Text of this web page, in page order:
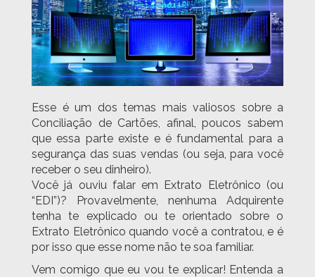
Esse é um dos temas mais valiosos sobre a
Conciliação de Cartões, afinal, poucos sabem
que essa parte existe e é fundamental para a
segurança das suas vendas (ou seja, para você
receber o seu dinheiro).
Você já ouviu falar em Extrato Eletrônico (ou
“EDI”)? Provavelmente, nenhuma Adquirente
tenha te explicado ou te orientado sobre o
Extrato Eletrônico quando você a contratou, e é
por isso que esse nome não te soa familiar.
Vem comigo que eu vou te explicar! Entenda a